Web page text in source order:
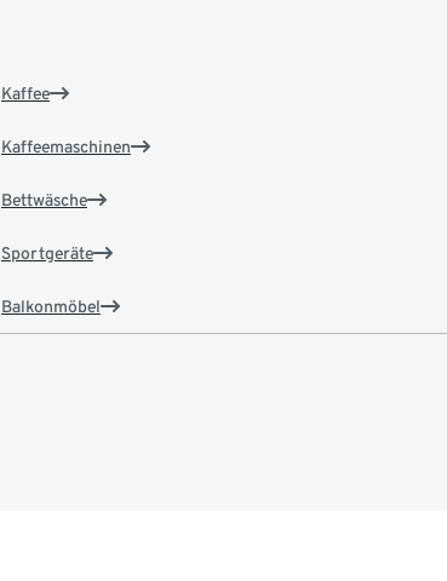
Kaffee
Kaffeemaschinen
Bettwäsche
Sportgeräte
Balkonmöbel